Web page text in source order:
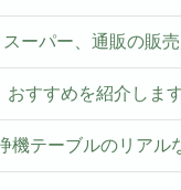
ーパー、通販の販売
すすめを紹介します
機テーブルのリアル